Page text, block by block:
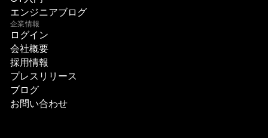
エンジニアブログ
企業情報
ログイン
会社概要
採用情報
プレスリリース
ブログ
お問い合わせ